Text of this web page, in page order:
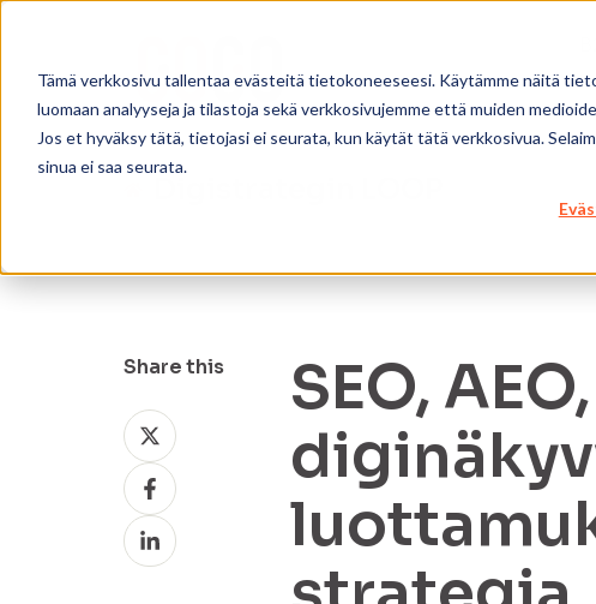
Tämä verkkosivu tallentaa evästeitä tietokoneeseesi. Käytämme näitä
luomaan analyyseja ja tilastoja sekä verkkosivujemme että muiden
Jos et hyväksy tätä, tietojasi ei seurata, kun käytät tätä verkkosivua.
sinua ei saa seurata.
Share this
Share
on
XShare
on
Facebook
Share
on
SEO,